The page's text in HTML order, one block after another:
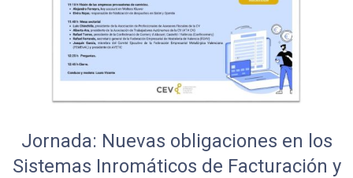
Jornada: Nuevas obligaciones en los
Sistemas Inromáticos de Facturación y